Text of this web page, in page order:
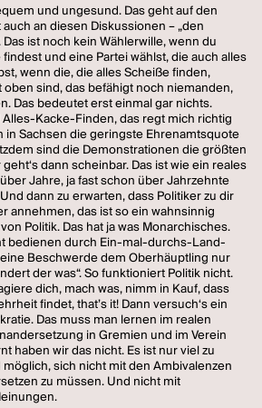
und ungesund. Das geht auf den
an diesen Diskussionen – „den
ist noch kein Wählerwille, wenn du
und eine Partei wählst, die auch alles
wenn die, die alles Scheiße finden,
sind, das befähigt noch niemanden,
Das bedeutet erst einmal gar nichts.
Kacke-Finden, das regt mich richtig
in Sachsen die geringste Ehrenamtsquote
sind die Demonstrationen die größten
dann scheinbar. Das ist wie ein reales
Jahre, ja fast schon über Jahrzehnte
dann zu erwarten, dass Politiker zu dir
annehmen, das ist so ein wahnsinnig
Politik. Das hat ja was Monarchisches.
bedienen durch Ein-mal-durchs-Land-
Beschwerde dem Oberhäuptling nur
der was“. So funktioniert Politik nicht.
dich, mach was, nimm in Kauf, dass
findet, that’s it! Dann versuch‘s ein
Das muss man lernen im realen
in Gremien und im Verein
haben wir das nicht. Es ist nur viel zu
sich nicht mit den Ambivalenzen
zu müssen. Und nicht mit